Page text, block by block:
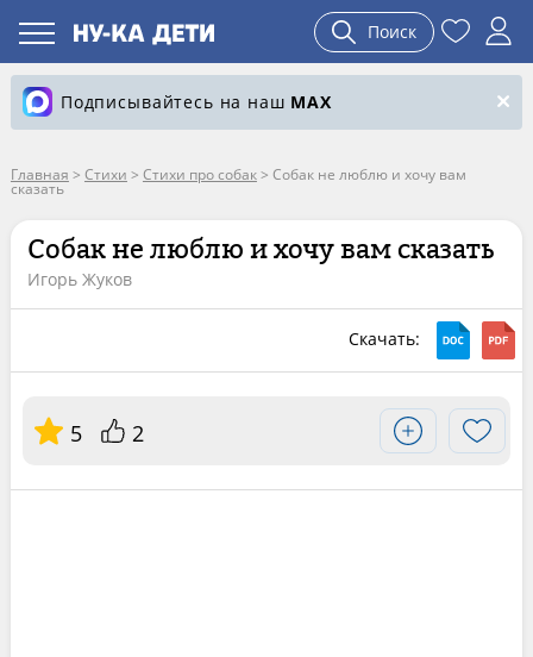
Поиск
Подписывайтесь на наш MAX
Главная > Стихи > Стихи про собак> Собак не люблю и хочу вам
сказать
Собак не люблю и хочу вам сказать
Игорь Жуков
Скачать:
5 2